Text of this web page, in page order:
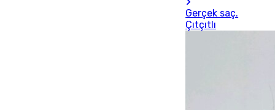
Gerçek saç.
Çıtçıtlı